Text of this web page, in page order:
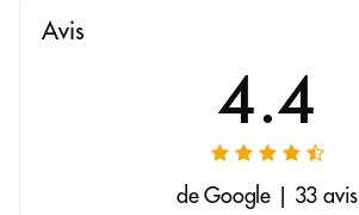
Avis
4.4
de Google | 33 avis